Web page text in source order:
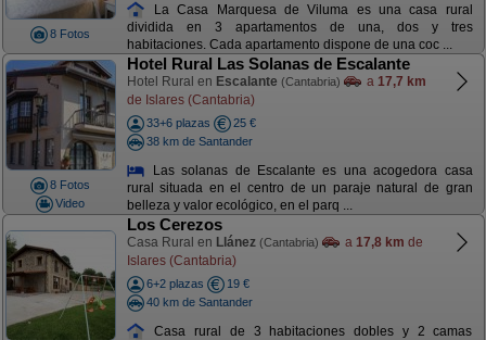
8 Fotos
La Casa Marquesa de Viluma es una casa rural
dividida en 3 apartamentos de una, dos y tres
habitaciones. Cada apartamento dispone de una coc ...
8 Fotos
Video
Hotel Rural Las Solanas de Escalante
Hotel Rural en Escalante (Cantabria) a 17,7 km
de Islares (Cantabria)
33+6 plazas
25 €
38 km de Santander
Las solanas de Escalante es una acogedora casa
rural situada en el centro de un paraje natural de gran
belleza y valor ecológico, en el parq ...
Los Cerezos
Casa Rural en Llánez (Cantabria) a 17,8 km de
Islares (Cantabria)
6+2 plazas
19 €
40 km de Santander
Casa rural de 3 habitaciones dobles y 2 camas